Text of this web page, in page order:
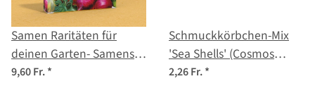
Samen Raritäten für
deinen Garten- Samenset
Nr. 2
9,60 Fr.*
Schmuckkörbchen-Mix
'Sea Shells' (Cosmos
bipinnatus) Samen
2,26 Fr.*